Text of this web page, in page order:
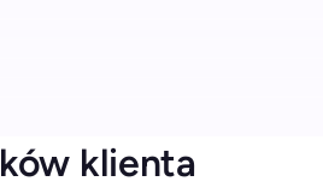
klienta